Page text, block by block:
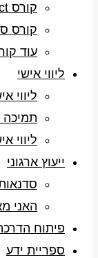
קורס MS Project
קורס
עוד
ליווי אישי
ליווי
ליווי
ייעוץ ארגוני
האני
פיתוח
ספריית ידע